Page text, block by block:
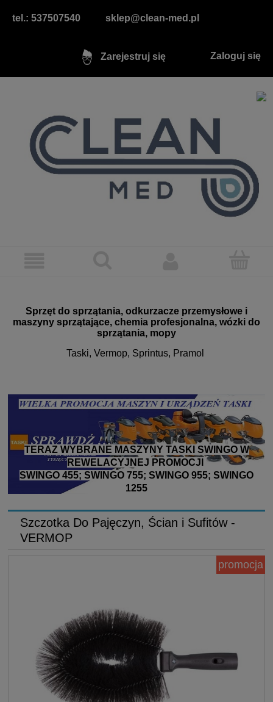
tel.: 537507540 sklep@clean-med.pl
Zarejestruj się Zaloguj się
Sprzęt do sprzątania, odkurzacze przemysłowe i
maszyny sprzątające, chemia profesjonalna, wózki do
sprzątania, mopy
Taski, Vermop, Sprintus, Pramol
TERAZ WYBRANE MASZYNY TASKI SWINGO W
REWELACYJNEJ PROMOCJI
SWINGO 455; SWINGO 755; SWINGO 955; SWINGO
1255
Szczotka Do Pajęczyn, Ścian i Sufitów -
VERMOP
promocja